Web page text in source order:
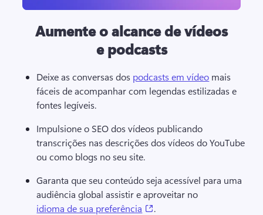
Aumente o alcance de vídeos
e podcasts
Deixe as conversas dos podcasts em vídeo mais
fáceis de acompanhar com legendas estilizadas e
fontes legíveis.
Impulsione o SEO dos vídeos publicando
transcrições nas descrições dos vídeos do YouTube
ou como blogs no seu site.
Garanta que seu conteúdo seja acessível para uma
audiência global assistir e aproveitar no
idioma de sua preferência
.